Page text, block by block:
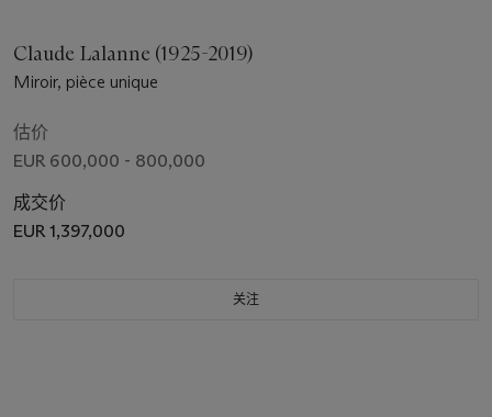
Claude Lalanne (1925-2019)
Miroir, pièce unique
估价
EUR 600,000 - 800,000
成交价
EUR 1,397,000
关注